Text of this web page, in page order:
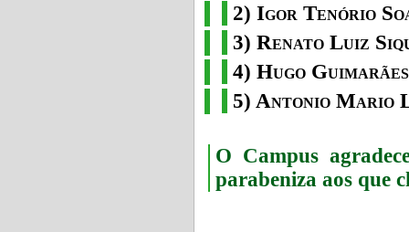
2) Igor Tenório
3) Renato Luiz
4) Hugo
5) Antonio Mario
O Campus
parabeniza aos que